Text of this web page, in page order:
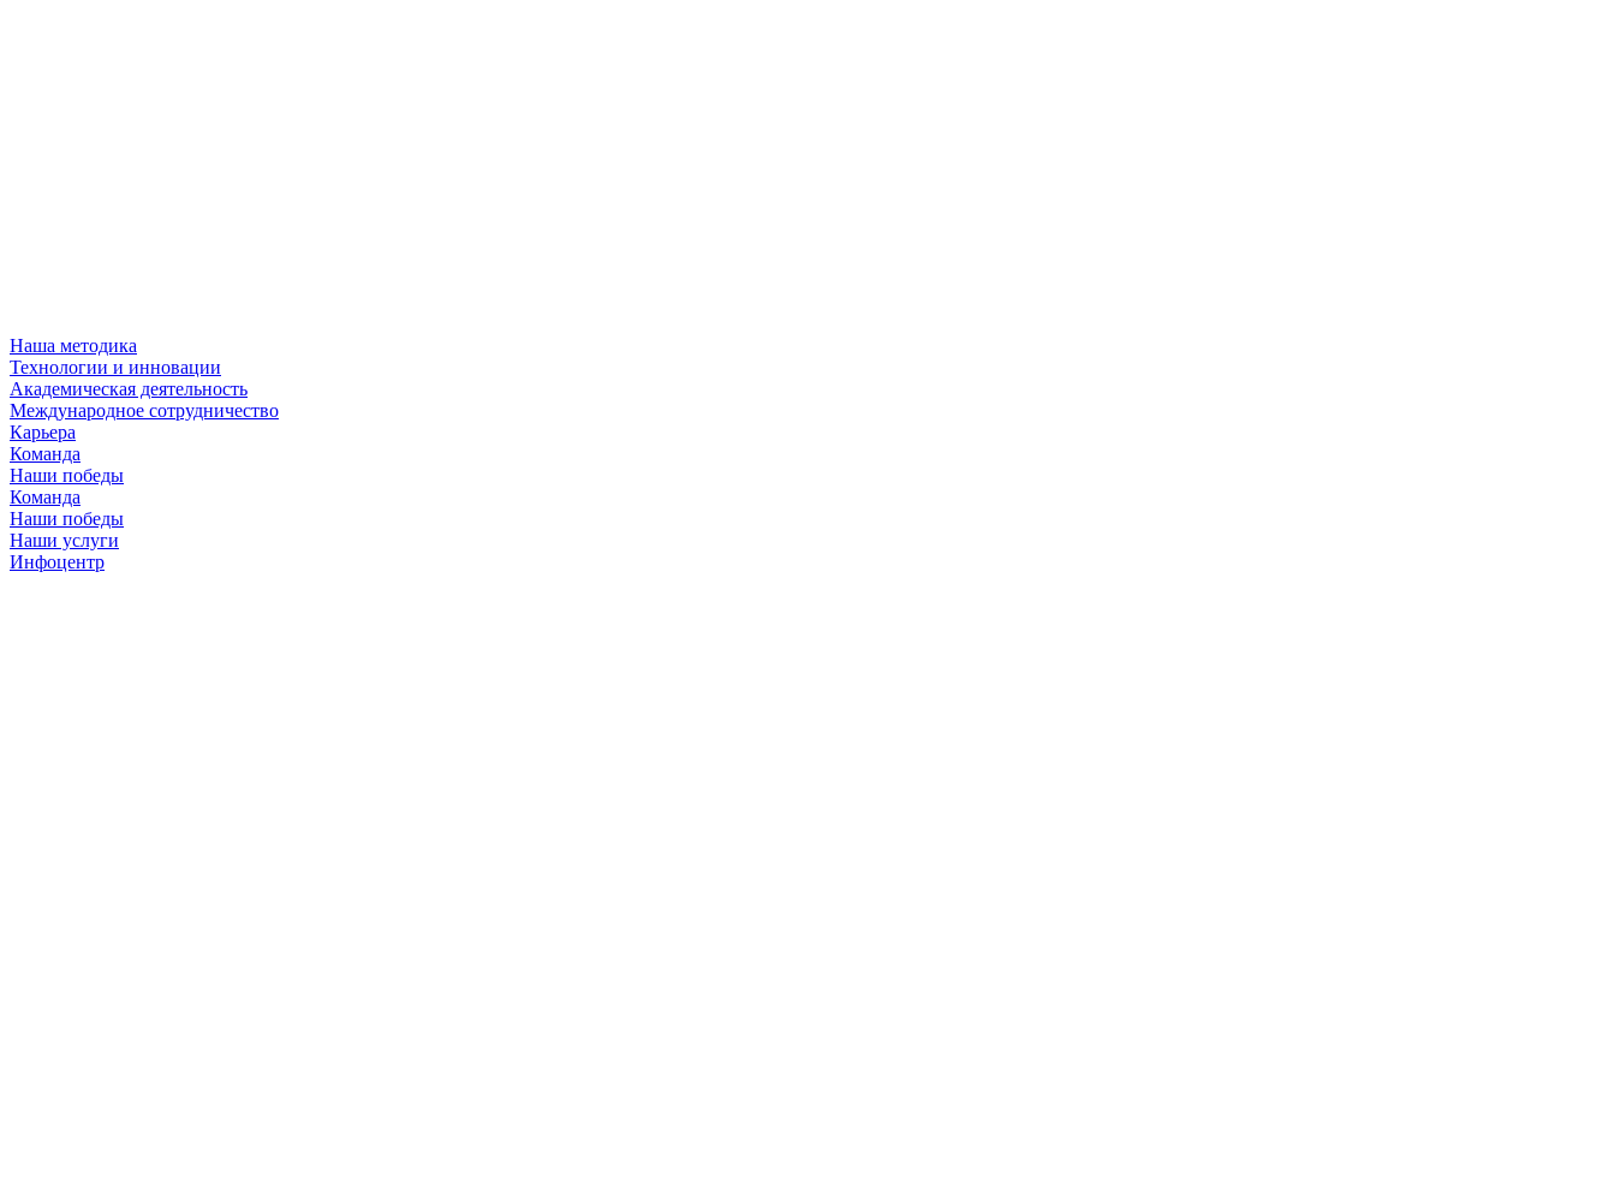
Наша методика
Технологии и инновации
Академическая деятельность
Международное сотрудничество
Карьера
Команда
Наши победы
Команда
Наши победы
Наши услуги
Инфоцентр